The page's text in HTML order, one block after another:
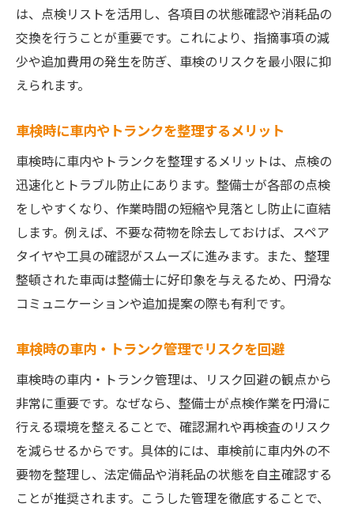
は、点検リストを活用し、各項目の状態確認や消耗品の
交換を行うことが重要です。これにより、指摘事項の減
少や追加費用の発生を防ぎ、車検のリスクを最小限に抑
えられます。
車検時に車内やトランクを整理するメリット
車検時に車内やトランクを整理するメリットは、点検の
迅速化とトラブル防止にあります。整備士が各部の点検
をしやすくなり、作業時間の短縮や見落とし防止に直結
します。例えば、不要な荷物を除去しておけば、スペア
タイヤや工具の確認がスムーズに進みます。また、整理
整頓された車両は整備士に好印象を与えるため、円滑な
コミュニケーションや追加提案の際も有利です。
車検時の車内・トランク管理でリスクを回避
車検時の車内・トランク管理は、リスク回避の観点から
非常に重要です。なぜなら、整備士が点検作業を円滑に
行える環境を整えることで、確認漏れや再検査のリスク
を減らせるからです。具体的には、車検前に車内外の不
要物を整理し、法定備品や消耗品の状態を自主確認する
ことが推奨されます。こうした管理を徹底することで、